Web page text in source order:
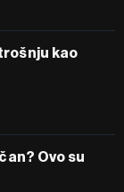
kao
Ovo su